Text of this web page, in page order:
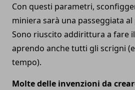
Con questi parametri,
miniera sarà una passeggiata al
Sono riuscito addirittura a fare
aprendo anche tutti gli scrigni
tempo).
Molte delle invenzioni da